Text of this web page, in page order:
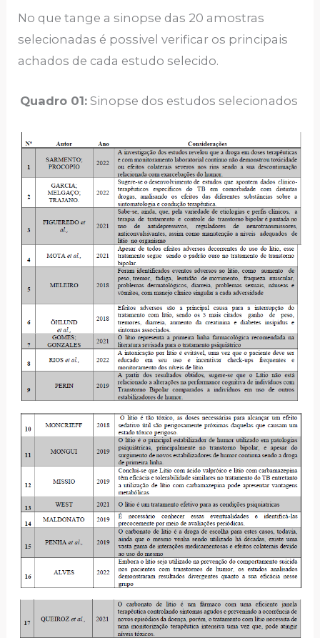
No que tange a sinopse das 20 amostras
selecionadas é possivel verificar os principais
achados de cada estudo selecido.
Quadro 01:Sinopse dos estudos selecionados